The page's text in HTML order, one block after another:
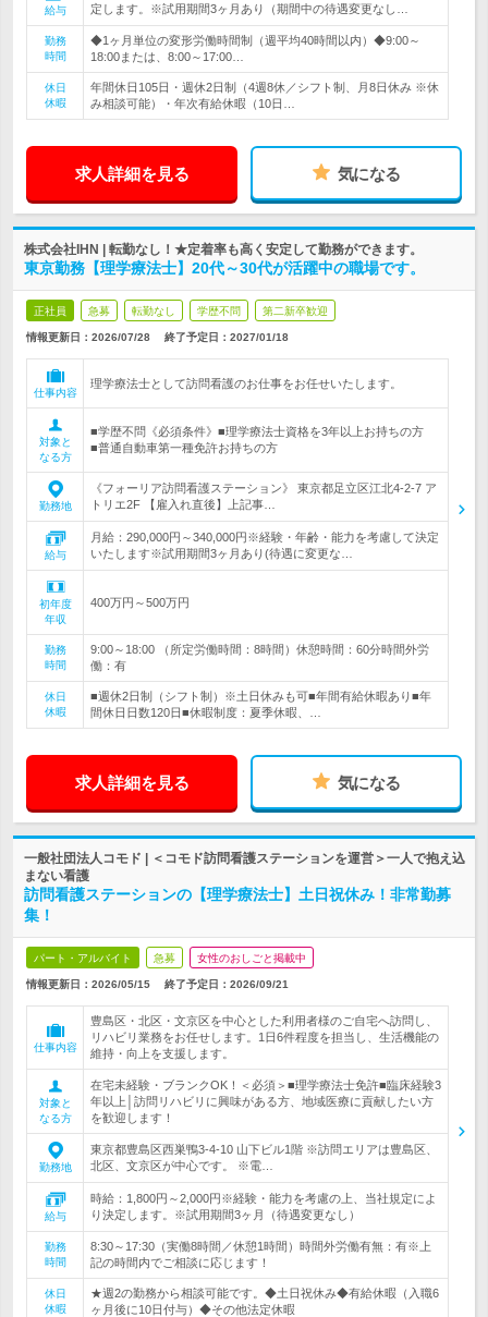
給与
定します。※試用期間3ヶ月あり（期間中の待遇変更なし…
勤務
時間
◆1ヶ月単位の変形労働時間制（週平均40時間以内）◆9:00～
18:00または、8:00～17:00…
休日
休暇
年間休日105日・週休2日制（4週8休／シフト制、月8日休み ※休
み相談可能）・年次有給休暇（10日…
求人詳細を見る 気になる
株式会社IHN | 転勤なし！★定着率も高く安定して勤務ができます。
東京勤務【理学療法士】20代～30代が活躍中の職場です。
正社員 急募 転勤なし 学歴不問 第二新卒歓迎
情報更新日：2026/07/28 終了予定日： 2027/01/18
仕事内容
理学療法士として訪問看護のお仕事をお任せいたします。
対象と
なる方
■学歴不問《必須条件》■理学療法士資格を3年以上お持ちの方
■普通自動車第一種免許お持ちの方
勤務地
《フォーリア訪問看護ステーション》 東京都足立区江北4-2-7 ア
トリエ2F 【雇入れ直後】上記事…
給与
月給：290,000円～340,000円※経験・年齢・能力を考慮して決定
いたします※試用期間3ヶ月あり(待遇に変更な…
初年度
年収
400万円～500万円
勤務
時間
9:00～18:00 （所定労働時間：8時間）休憩時間：60分時間外労
働：有
休日
休暇
■週休2日制（シフト制）※土日休みも可■年間有給休暇あり■年
間休日日数120日■休暇制度：夏季休暇、…
求人詳細を見る 気になる
一般社団法人コモド | ＜コモド訪問看護ステーションを運営＞一人で抱え込
まない看護
訪問看護ステーションの【理学療法士】土日祝休み！非常勤募
集！
パート・アルバイト 急募 女性のおしごと掲載中
情報更新日：2026/05/15 終了予定日： 2026/09/21
仕事内容
豊島区・北区・文京区を中心とした利用者様のご自宅へ訪問し、
リハビリ業務をお任せします。1日6件程度を担当し、生活機能の
維持・向上を支援します。
対象と
なる方
在宅未経験・ブランクOK！＜必須＞■理学療法士免許■臨床経験3
年以上│訪問リハビリに興味がある方、地域医療に貢献したい方
を歓迎します！
勤務地
東京都豊島区西巣鴨3-4-10 山下ビル1階 ※訪問エリアは豊島区、
北区、文京区が中心です。 ※電…
給与
時給：1,800円～2,000円※経験・能力を考慮の上、当社規定によ
り決定します。※試用期間3ヶ月（待遇変更なし）
勤務
時間
8:30～17:30（実働8時間／休憩1時間）時間外労働有無：有※上
記の時間内でご相談に応じます！
休日
休暇
★週2の勤務から相談可能です。◆土日祝休み◆有給休暇（入職6
ヶ月後に10日付与）◆その他法定休暇